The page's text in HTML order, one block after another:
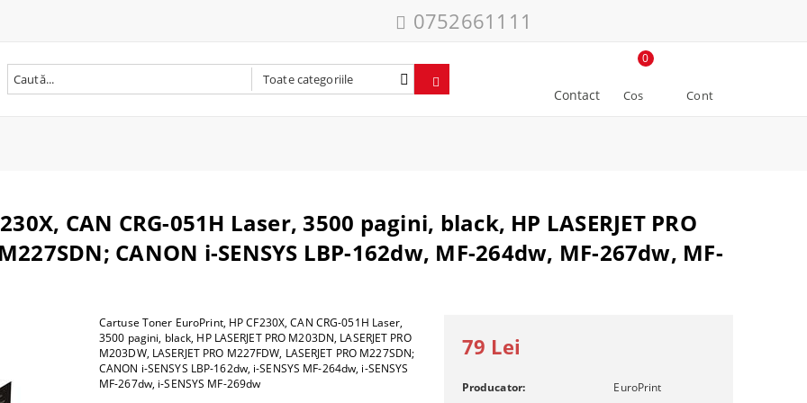
0752661111
Contact Cos
0
Cont
/ Rucsac laptop
laptop
pentru tableta
multifunctionala
inkjet
termica
imprimanta 3D
compatibile
- video
si accesorii
si tastatura
baza
CAN CRG-051H Laser, 3500 pagini, black, HP LASERJET PRO
CANON i-SENSYS LBP-162dw, MF-264dw, MF-267dw, MF-
Cartuse Toner EuroPrint, HP CF230X, CAN CRG-051H Laser,
3500 pagini, black, HP LASERJET PRO M203DN, LASERJET PRO
M203DW, LASERJET PRO M227FDW, LASERJET PRO M227SDN;
CANON i-SENSYS LBP-162dw, i-SENSYS MF-264dw, i-SENSYS
MF-267dw, i-SENSYS MF-269dw
79 Lei
Producator: EuroPrint